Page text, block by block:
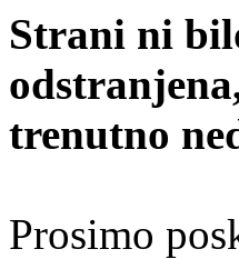
Strani ni
trenutno
Prosimo